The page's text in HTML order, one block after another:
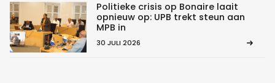
Politieke crisis op Bonaire laait
opnieuw op: UPB trekt steun aan
MPB in
30 JULI 2026